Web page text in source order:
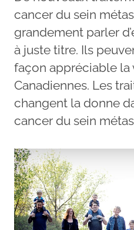
cancer du sein
grandement parler
à juste titre. Ils
façon appréciable la
Canadiennes. Les
changent la donne
cancer du sein